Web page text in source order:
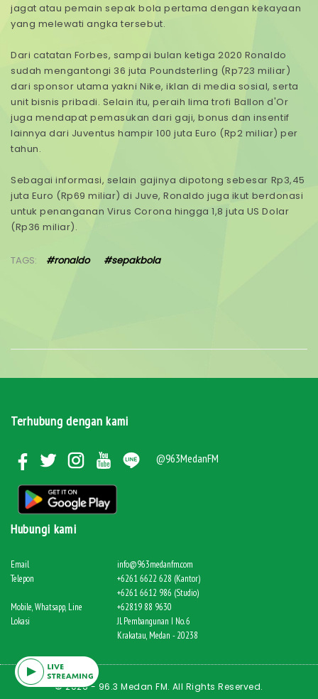
jagat atau pemain sepak bola pertama dengan kekayaan
yang melewati angka tersebut.
Dari catatan Forbes, sampai bulan ketiga 2020 Ronaldo
sudah mengantongi 36 juta Poundsterling (Rp723 miliar)
dari sponsor utama yakni Nike, iklan di media sosial, serta
unit bisnis pribadi. Selain itu, peraih lima trofi Ballon d'Or
juga mendapat pemasukan dari gaji, bonus dan insentif
lainnya dari Juventus hampir 100 juta Euro (Rp2 miliar) per
tahun.
Sebagai informasi, selain gajinya dipotong sebesar Rp3,45
juta Euro (Rp69 miliar) di Juve, Ronaldo juga ikut berdonasi
untuk penanganan Virus Corona hingga 1,8 juta US Dolar
(Rp36 miliar).
TAGS: #ronaldo #sepakbola
Terhubung dengan kami
@963MedanFM
Hubungi kami
Email
info@963medanfm.com
Telepon
+6261 6622 628 (Kantor)
+6261 6612 986 (Studio)
Mobile, Whatsapp, Line
+62819 88 9630
Lokasi
Jl. Pembangunan I No. 6
Krakatau, Medan - 20238
© 2026 - 96.3 Medan FM. All Rights Reserved.